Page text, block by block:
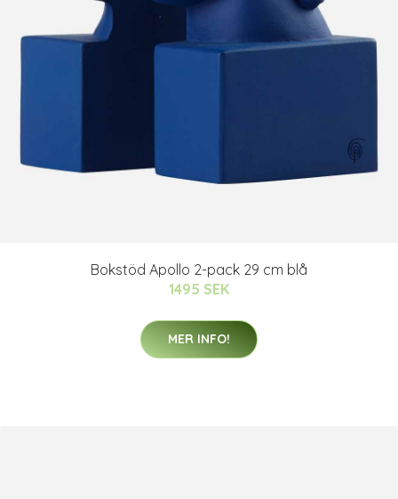
Bokstöd Apollo 2-pack 29 cm blå
1495 SEK
MER INFO!